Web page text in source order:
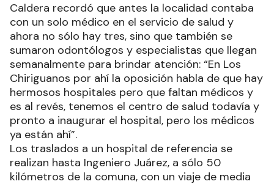
Caldera recordó que antes la localidad contaba
con un solo médico en el servicio de salud y
ahora no sólo hay tres, sino que también se
sumaron odontólogos y especialistas que llegan
semanalmente para brindar atención: “En Los
Chiriguanos por ahí la oposición habla de que hay
hermosos hospitales pero que faltan médicos y
es al revés, tenemos el centro de salud todavía y
pronto a inaugurar el hospital, pero los médicos
ya están ahí”.
Los traslados a un hospital de referencia se
realizan hasta Ingeniero Juárez, a sólo 50
kilómetros de la comuna, con un viaje de media